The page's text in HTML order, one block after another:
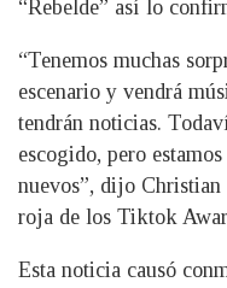
“Rebelde” así lo
“Tenemos muchas
escenario y vendrá
tendrán noticias.
escogido, pero
nuevos”, dijo
roja de los Tiktok
Esta noticia causó